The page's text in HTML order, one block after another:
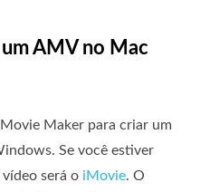
AMV no Mac
Maker para criar um
Se você estiver
será o iMovie. O